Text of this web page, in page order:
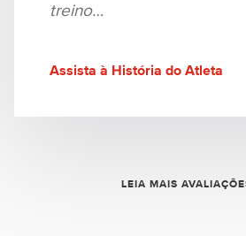
treino…
Assista à História do Atleta
LEIA MAIS